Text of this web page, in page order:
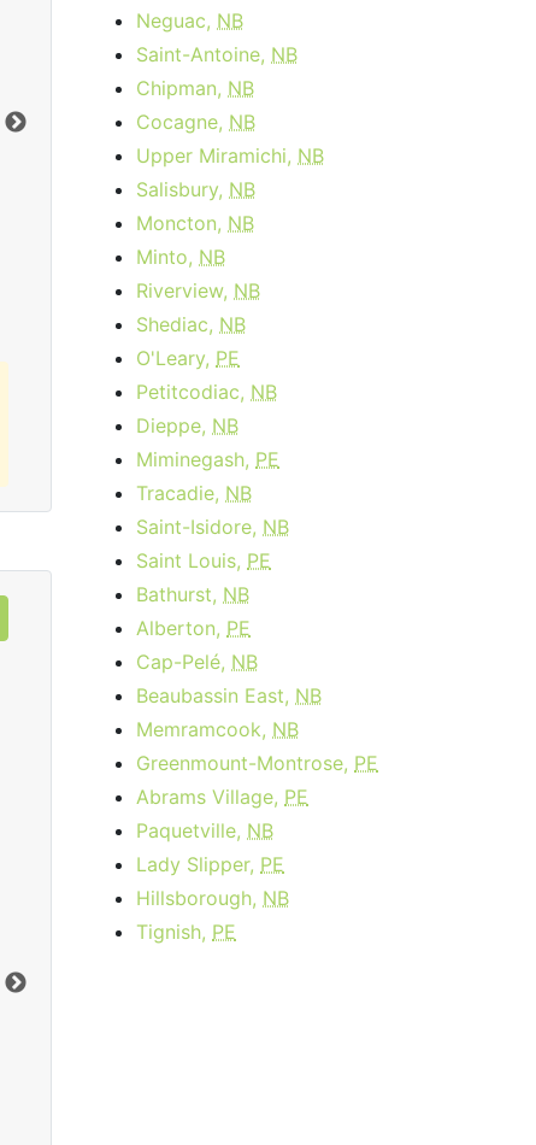
$149.99 per month
Frais d'activation:
$14.95
Frais d'installation:$49.99
Vers le bas:1Gbps
En haut: 50Mbps
Commandez Maintenant
Data Plan 30 Days - 8 GB
$74.00 per month
Neguac, NB
Saint-Antoine, NB
Chipman, NB
Cocagne, NB
Upper Miramichi, NB
Salisbury, NB
Moncton, NB
Minto, NB
Riverview, NB
Shediac, NB
O'Leary, PE
Petitcodiac, NB
Dieppe, NB
Miminegash, PE
Tracadie, NB
Saint-Isidore, NB
Saint Louis, PE
Bathurst, NB
Alberton, PE
Cap-Pelé, NB
Beaubassin East, NB
Memramcook, NB
Greenmount-Montrose, PE
Abrams Village, PE
Paquetville, NB
Lady Slipper, PE
Hillsborough, NB
Tignish, PE